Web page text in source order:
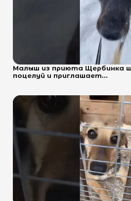
Малыш из приюта Щербинка
поцелуй и приглашает...